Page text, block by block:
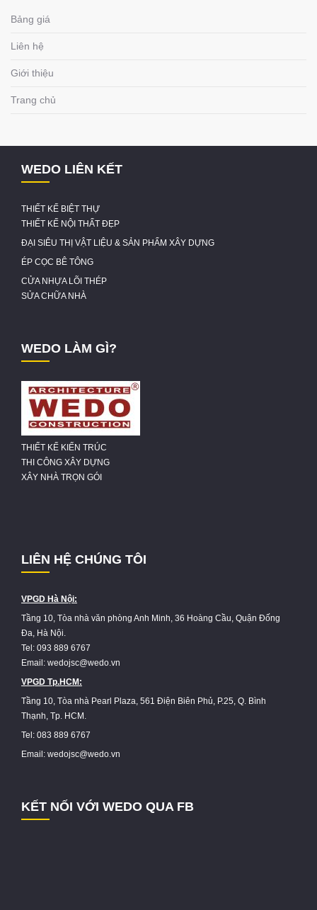
Bảng giá
Liên hệ
Giới thiệu
Trang chủ
WEDO LIÊN KẾT
THIẾT KẾ BIỆT THỰ
THIẾT KẾ NỘI THẤT ĐẸP
ĐẠI SIÊU THỊ VẬT LIỆU & SẢN PHẨM XÂY DỰNG
ÉP CỌC BÊ TÔNG
CỬA NHỰA LÕI THÉP
SỬA CHỮA NHÀ
WEDO LÀM GÌ?
THIẾT KẾ KIẾN TRÚC
THI CÔNG XÂY DỰNG
XÂY NHÀ TRỌN GÓI
LIÊN HỆ CHÚNG TÔI
VPGD Hà Nội:
Tầng 10, Tòa nhà văn phòng Anh Minh, 36 Hoàng Cầu, Quận Đống
Đa, Hà Nội.
Tel: 093 889 6767
Email: wedojsc@wedo.vn
VPGD Tp.HCM:
Tầng 10, Tòa nhà Pearl Plaza, 561 Điện Biên Phủ, P.25, Q. Bình
Thạnh, Tp. HCM.
Tel: 083 889 6767
Email: wedojsc@wedo.vn
KẾT NỐI VỚI WEDO QUA FB